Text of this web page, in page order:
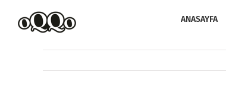
content
ANASAYFA